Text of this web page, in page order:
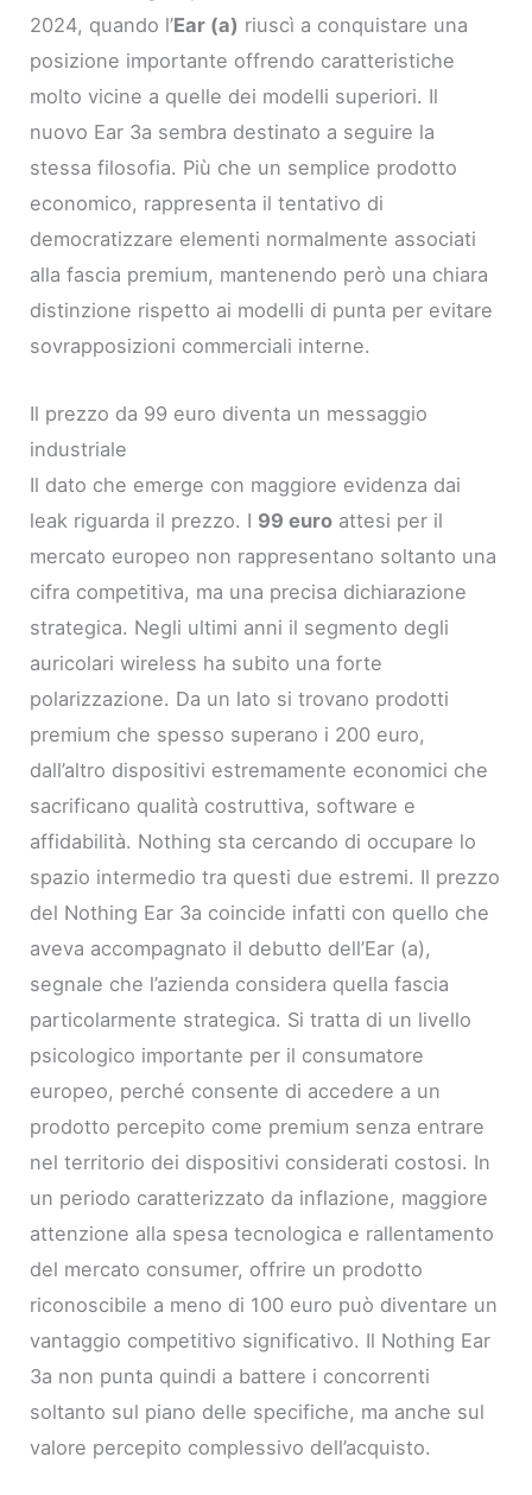
2024, quando l’Ear (a) riuscì a conquistare una
posizione importante offrendo caratteristiche
molto vicine a quelle dei modelli superiori. Il
nuovo Ear 3a sembra destinato a seguire la
stessa filosofia. Più che un semplice prodotto
economico, rappresenta il tentativo di
democratizzare elementi normalmente associati
alla fascia premium, mantenendo però una chiara
distinzione rispetto ai modelli di punta per evitare
sovrapposizioni commerciali interne.
Il prezzo da 99 euro diventa un messaggio
industriale
Il dato che emerge con maggiore evidenza dai
leak riguarda il prezzo. I 99 euro attesi per il
mercato europeo non rappresentano soltanto una
cifra competitiva, ma una precisa dichiarazione
strategica. Negli ultimi anni il segmento degli
auricolari wireless ha subito una forte
polarizzazione. Da un lato si trovano prodotti
premium che spesso superano i 200 euro,
dall’altro dispositivi estremamente economici che
sacrificano qualità costruttiva, software e
affidabilità. Nothing sta cercando di occupare lo
spazio intermedio tra questi due estremi. Il prezzo
del Nothing Ear 3a coincide infatti con quello che
aveva accompagnato il debutto dell’Ear (a),
segnale che l’azienda considera quella fascia
particolarmente strategica. Si tratta di un livello
psicologico importante per il consumatore
europeo, perché consente di accedere a un
prodotto percepito come premium senza entrare
nel territorio dei dispositivi considerati costosi. In
un periodo caratterizzato da inflazione, maggiore
attenzione alla spesa tecnologica e rallentamento
del mercato consumer, offrire un prodotto
riconoscibile a meno di 100 euro può diventare un
vantaggio competitivo significativo. Il Nothing Ear
3a non punta quindi a battere i concorrenti
soltanto sul piano delle specifiche, ma anche sul
valore percepito complessivo dell’acquisto.